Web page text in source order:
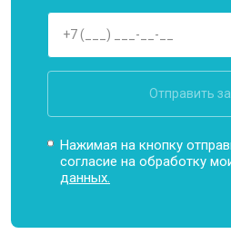
Отправить
Нажимая на кнопку
согласие на обработку
данных.